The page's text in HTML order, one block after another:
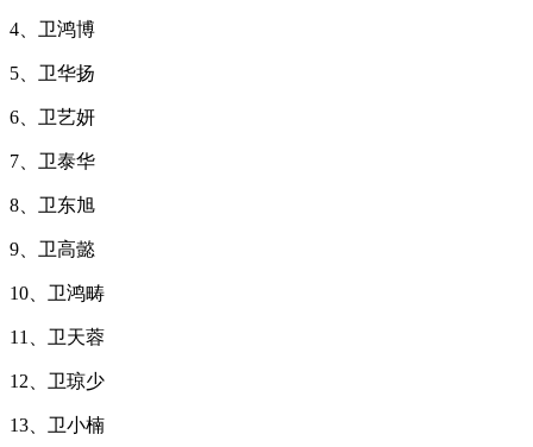
4、卫鸿博
5、卫华扬
6、卫艺妍
7、卫泰华
8、卫东旭
9、卫高懿
10、卫鸿畴
11、卫天蓉
12、卫琼少
13、卫小楠